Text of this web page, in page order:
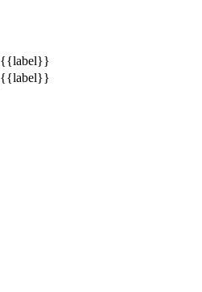
{{label}}
{{label}}